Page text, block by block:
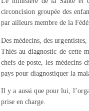
circoncision groupée des
par ailleurs membre de la
Des médecins, des
Thiès au diagnostic de cette
chefs de poste, les médecins-
pays pour diagnostiquer la
Il y a aussi que pour lui,
prise en charge.